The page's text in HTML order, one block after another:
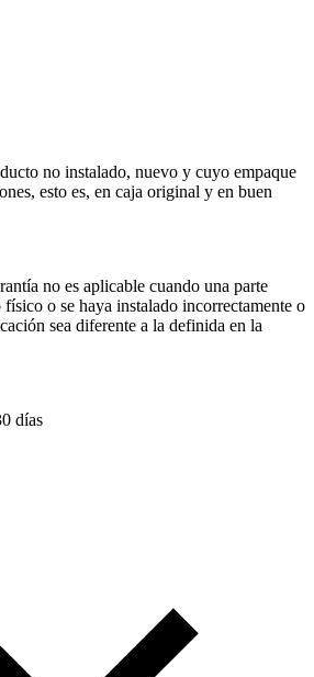
no instalado, nuevo y cuyo empaque
esto es, en caja original y en buen
no es aplicable cuando una parte
físico o se haya instalado incorrectamente o
sea diferente a la definida en la
días